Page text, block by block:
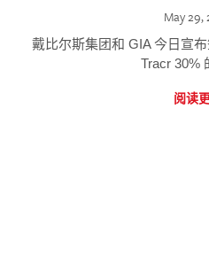
May 29,
戴比尔斯集团和 GIA 今日宣
Tracr 30%
阅读